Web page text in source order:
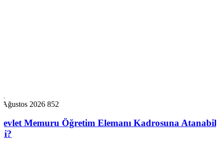
Ağustos 2026 852
Memuru Öğretim Elemanı Kadrosuna